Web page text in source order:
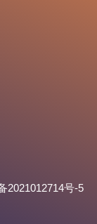
2021012714号-5